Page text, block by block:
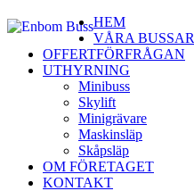
HEM
VÅRA BUSSAR
OFFERTFÖRFRÅGAN
UTHYRNING
Minibuss
Skylift
Minigrävare
Maskinsläp
Skåpsläp
OM FÖRETAGET
KONTAKT